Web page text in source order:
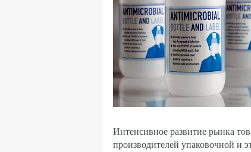
Интенсивное развитие рынка
производителей упаковочной и